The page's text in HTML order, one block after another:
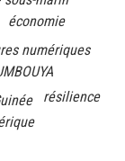
économie
numériques
résilience